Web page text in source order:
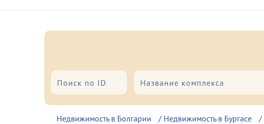
Недвижимость в Болгарии / Недвижимость в Бургасе /